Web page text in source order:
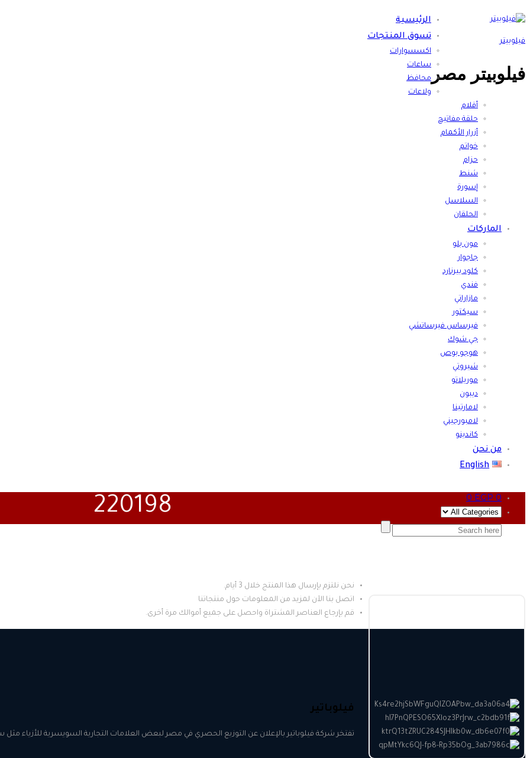
فيلوبيتر
فيلوبيتر مصر
الرئيسية
تسوق المنتجات
اكسسوارات
ساعات
محافظ
ولاعات
أقلام
حلقة مفاتيح
أزرار الأكمام
خواتم
حزام
شنط
إسورة
السلاسل
الحلقان
الماركات
مون بلو
جاجوار
كلود بيرنارد
فندي
مازاراتي
سيكتور
فيرساس فيرساتشي
جي شوك
هوجو بوص
شيروتي
موريلاتو
ديبون
لامارتينا
لامبورجيني
كاندينو
من نحن
English
0
0 EGP
220198
نحن نلتزم بإرسال هذا المنتج خلال 3 أيام.
اتصل بنا الآن لمزيد من المعلومات حول منتجاتنا
قم بإرجاع العناصر المشتراة واحصل على جميع أموالك مرة أخرى.
فيلوباتير
تفتخر شركة فيلوباتير بالإعلان عن التوزيع الحصري في مصر لبعض العلامات التجارية السويسرية للأزياء مثل